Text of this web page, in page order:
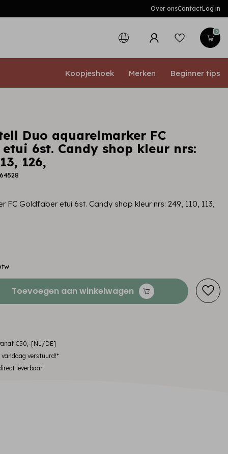
Over onsContactLog in
0
Koopjeshoek Merken Beginner tips
Duo aquarelmarker FC
6st. Candy shop kleur nrs:
126,
FC Goldfaber etui 6st. Candy shop kleur nrs: 249, 110, 113,
Toevoegen aan winkelwagen
€50,-[NL/DE]
vandaag verstuurd!*
leverbaar